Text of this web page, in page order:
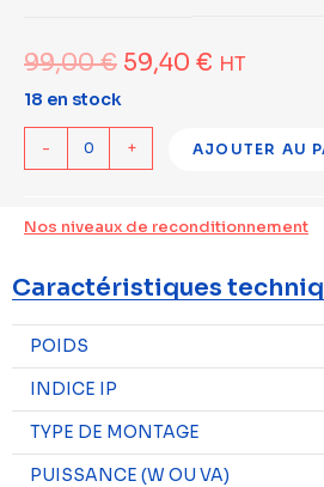
99,00€ 59,40 € HT
18 en stock
- + AJOUTER AU
Nos niveaux de reconditionnement
Caractéristiques
POIDS
INDICE IP
TYPE DE MONTAGE
PUISSANCE (W OU VA)